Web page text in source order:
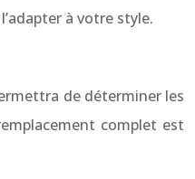
à votre style.
de déterminer les
complet est